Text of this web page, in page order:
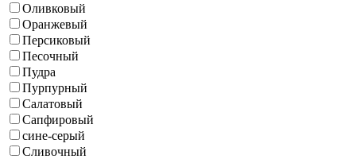
Оливковый
Оранжевый
Персиковый
Песочный
Пудра
Пурпурный
Салатовый
Сапфировый
сине-серый
Сливочный